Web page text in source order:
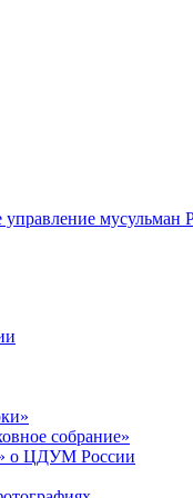
управление мусульман
собрание»
о ЦДУМ России